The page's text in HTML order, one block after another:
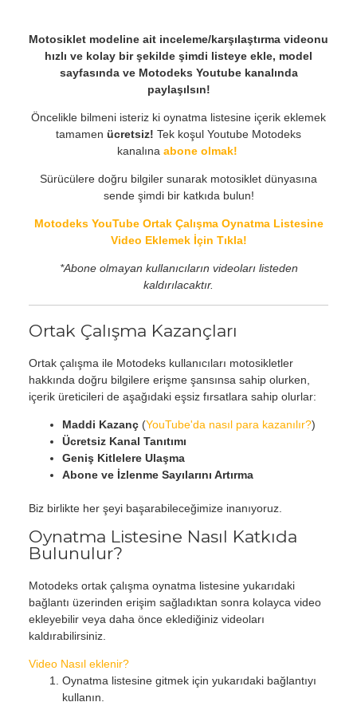
Motosiklet modeline ait inceleme/karşılaştırma videonu
hızlı ve kolay bir şekilde şimdi listeye ekle, model
sayfasında ve Motodeks Youtube kanalında
paylaşılsın!
Öncelikle bilmeni isteriz ki oynatma listesine içerik eklemek
tamamen ücretsiz! Tek koşul Youtube Motodeks
kanalına abone olmak!
Sürücülere doğru bilgiler sunarak motosiklet dünyasına
sende şimdi bir katkıda bulun!
Motodeks YouTube Ortak Çalışma Oynatma Listesine
Video Eklemek İçin Tıkla!
*Abone olmayan kullanıcıların videoları listeden
kaldırılacaktır.
Ortak Çalışma Kazançları
Ortak çalışma ile Motodeks kullanıcıları motosikletler
hakkında doğru bilgilere erişme şansınsa sahip olurken,
içerik üreticileri de aşağıdaki eşsiz fırsatlara sahip olurlar:
Maddi Kazanç(YouTube'da nasıl para kazanılır?)
Ücretsiz Kanal Tanıtımı
Geniş Kitlelere Ulaşma
Abone ve İzlenme Sayılarını Artırma
Biz birlikte her şeyi başarabileceğimize inanıyoruz.
Oynatma Listesine Nasıl Katkıda
Bulunulur?
Motodeks ortak çalışma oynatma listesine yukarıdaki
bağlantı üzerinden erişim sağladıktan sonra kolayca video
ekleyebilir veya daha önce eklediğiniz videoları
kaldırabilirsiniz.
Video Nasıl eklenir?
Oynatma listesine gitmek için yukarıdaki bağlantıyı
kullanın.